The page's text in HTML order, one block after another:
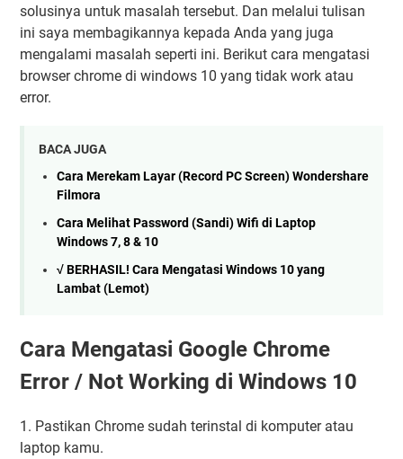
solusinya untuk masalah tersebut. Dan melalui tulisan
ini saya membagikannya kepada Anda yang juga
mengalami masalah seperti ini. Berikut cara mengatasi
browser chrome di windows 10 yang tidak work atau
error.
BACA JUGA
Cara Merekam Layar (Record PC Screen) Wondershare
Filmora
Cara Melihat Password (Sandi) Wifi di Laptop
Windows 7, 8 & 10
√ BERHASIL! Cara Mengatasi Windows 10 yang
Lambat (Lemot)
Cara Mengatasi Google Chrome
Error / Not Working di Windows 10
1. Pastikan Chrome sudah terinstal di komputer atau
laptop kamu.